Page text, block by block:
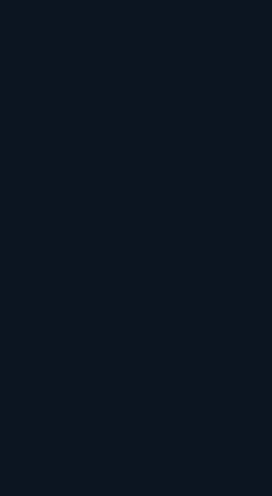
telefonu 62 735-51-05 lub